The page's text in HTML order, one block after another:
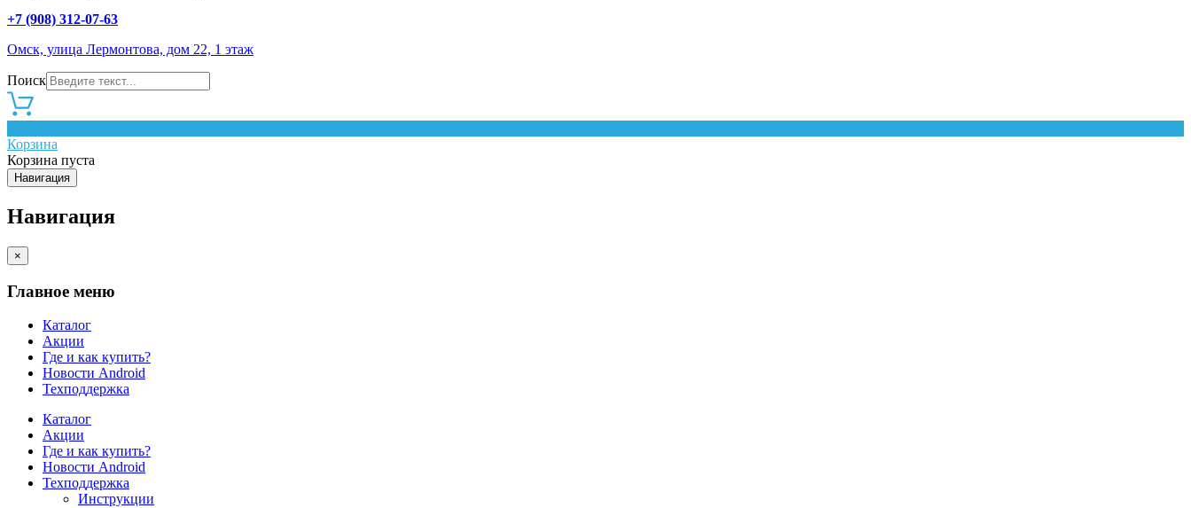
+7 (908) 312-07-63
Омск, улица Лермонтова, дом 22, 1 этаж
Поиск
Корзина
Корзина пуста
Навигация
Навигация
×
Главное меню
Каталог
Акции
Где и как купить?
Новости Android
Техподдержка
Каталог
Акции
Где и как купить?
Новости Android
Техподдержка
Инструкции